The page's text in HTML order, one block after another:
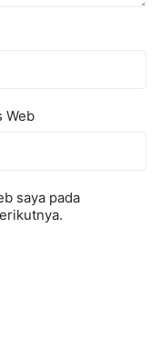
Web
saya pada